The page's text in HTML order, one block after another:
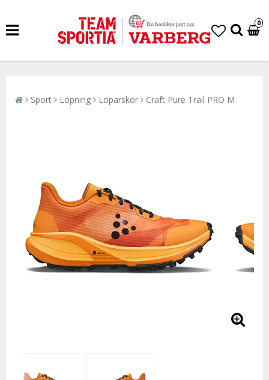
0
Sport Löpning Löparskor Craft Pure Trail PRO M